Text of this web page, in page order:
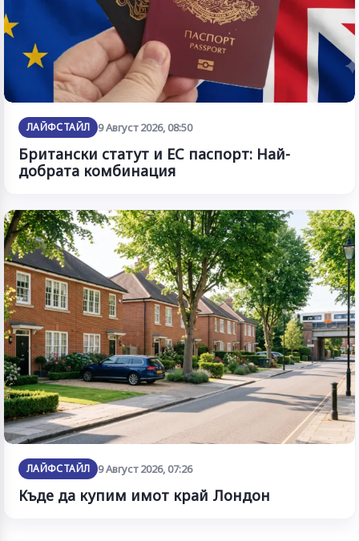
ЛАЙФСТАЙЛ 9 Август 2026, 08:50
Британски статут и ЕС паспорт: Най-
добрата комбинация
ЛАЙФСТАЙЛ 9 Август 2026, 07:26
Къде да купим имот край Лондон